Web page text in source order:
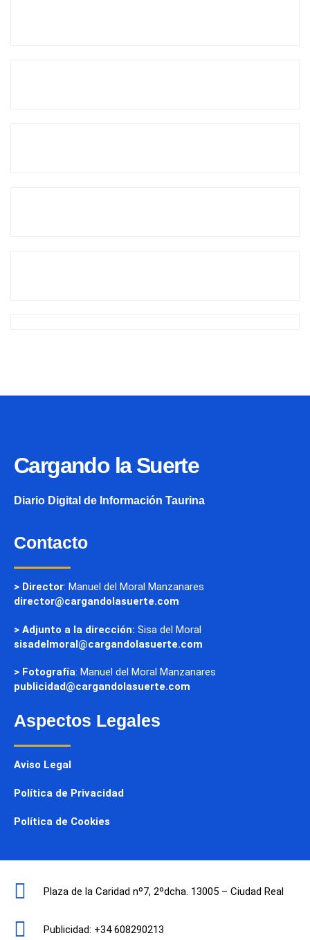
Cargando la Suerte
Diario Digital de Información Taurina
Contacto
> Director: Manuel del Moral Manzanares
director@cargandolasuerte.com
> Adjunto a la dirección: Sisa del Moral
sisadelmoral@cargandolasuerte.com
> Fotografía: Manuel del Moral Manzanares
publicidad@cargandolasuerte.com
Aspectos Legales
Aviso Legal
Política de Privacidad
Política de Cookies
Plaza de la Caridad nº7, 2ºdcha. 13005 – Ciudad Real
Publicidad: +34 608290213